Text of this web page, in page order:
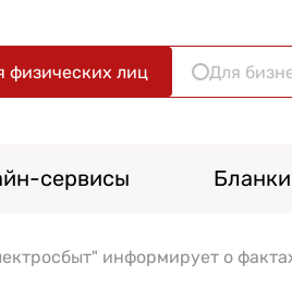
физических лиц Для
сервисы
информирует о